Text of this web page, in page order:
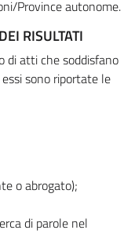
Province autonome.
RISULTATI
di atti che soddisfano
sono riportate le
o abrogato);
di parole nel